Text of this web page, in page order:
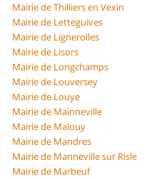
Mairie de Thilliers en Vexin
Mairie de Letteguives
Mairie de Lignerolles
Mairie de Lisors
Mairie de Longchamps
Mairie de Louversey
Mairie de Louye
Mairie de Mainneville
Mairie de Malouy
Mairie de Mandres
Mairie de Manneville sur Risle
Mairie de Marbeuf